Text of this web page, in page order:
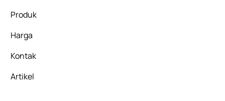
Produk
Harga
Kontak
Artikel